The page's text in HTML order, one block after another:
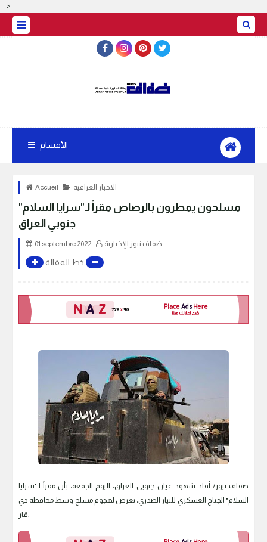
-->
الأقسام
Accueil الاخبار العراقية
مسلحون يمطرون بالرصاص مقراً لـ"سرايا السلام"
جنوبي العراق
01 septembre 2022 ضفاف نيوز الإخبارية
خط المقالة
ضفاف نيوز/ أفاد شهود عيان جنوبي العراق، اليوم الجمعة، بأن مقراً لـ"سرايا
السلام" الجناح العسكري للتيار الصدري، تعرض لهجوم مسلح وسط محافظة ذي